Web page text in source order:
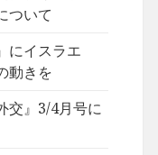
ついて
にイスラエ
動きを
交』3/4月号に